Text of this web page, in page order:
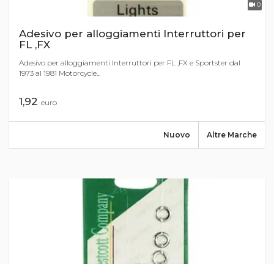
0
Adesivo per alloggiamenti Interruttori per
FL ,FX
Adesivo per alloggiamenti Interruttori per FL ,FX e Sportster dal
1973 al 1981 Motorcycle...
1,92 euro
Altre Marche
Nuovo